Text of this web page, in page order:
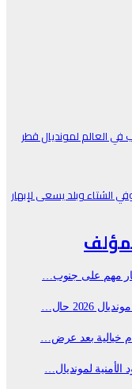
لمونديال قطر
وبلد يسعى لإبهار
لمونديال…